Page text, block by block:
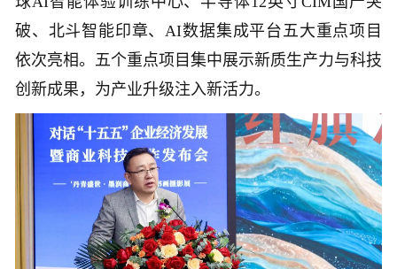
破、北斗智能印章、AI数据集成平台五大重点项目
依次亮相。五个重点项目集中展示新质生产力与科技
创新成果，为产业升级注入新活力。